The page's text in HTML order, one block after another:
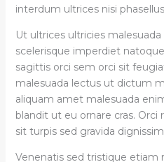
interdum ultrices nisi
Ut ultrices ultricies
scelerisque imperdiet
sagittis orci sem orci sit
malesuada lectus ut dictum
aliquam amet malesuada
blandit ut eu ornare cras.
sit turpis sed gravida
Venenatis sed tristique etiam